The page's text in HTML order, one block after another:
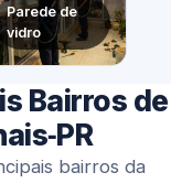
Parede de
vidro
Bairros de
bairros da